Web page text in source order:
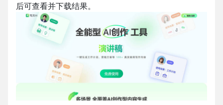
后可查看并下载结果。